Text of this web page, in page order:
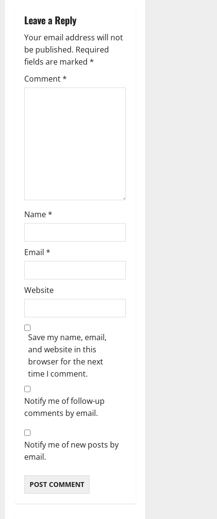
v
i
g
a
Leave a Reply
Your email address will not
be published. Required
fields are marked *
Comment*
Name*
Email *
Website
Save my name, email,
and website in this
browser for the next
time I comment.
Notify me of follow-up
comments by email.
Notify me of new posts by
email.